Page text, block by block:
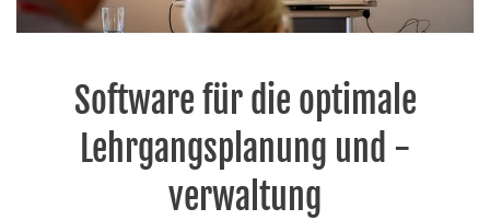
Software für die optimale
Lehrgangsplanung und -
verwaltung